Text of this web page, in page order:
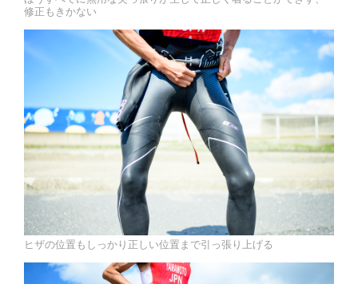
修正もきかない
ヒザの位置もしっかり正しい位置まで引っ張り上げる